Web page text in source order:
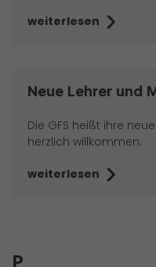
weiterlesen
Neue Lehrer und
Die GFS heißt ihre
herzlich willkommen.
weiterlesen